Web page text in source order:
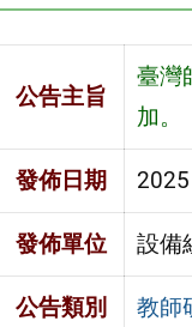
公告主旨
臺灣
加。
發佈日期
發佈單位 設備
公告類別 教師